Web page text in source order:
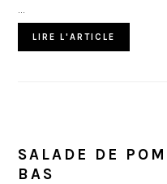
LIRE L'ARTICLE
SALADE DE
BAS